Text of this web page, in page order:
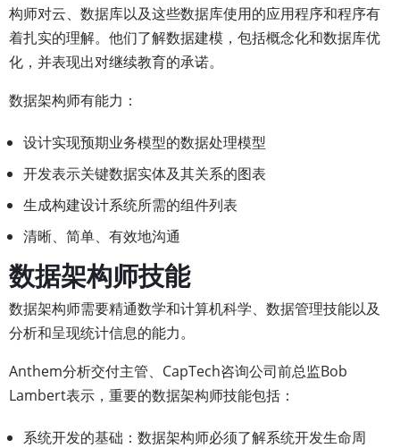
构师对云、数据库以及这些数据库使用的应用程序和程序有
着扎实的理解。他们了解数据建模，包括概念化和数据库优
化，并表现出对继续教育的承诺。
数据架构师有能力：
设计实现预期业务模型的数据处理模型
开发表示关键数据实体及其关系的图表
生成构建设计系统所需的组件列表
清晰、简单、有效地沟通
数据架构师技能
数据架构师需要精通数学和计算机科学、数据管理技能以及
分析和呈现统计信息的能力。
Anthem分析交付主管、CapTech咨询公司前总监Bob
Lambert表示，重要的数据架构师技能包括：
系统开发的基础：数据架构师必须了解系统开发生命周